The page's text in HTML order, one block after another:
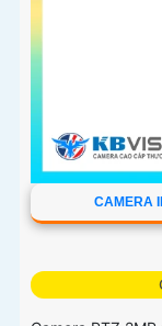
CAMERA